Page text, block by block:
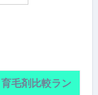
毛剤比較ラン